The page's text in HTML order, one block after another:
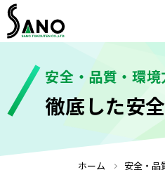
安全・品質・環境
徹底した安
ホーム 安全・品